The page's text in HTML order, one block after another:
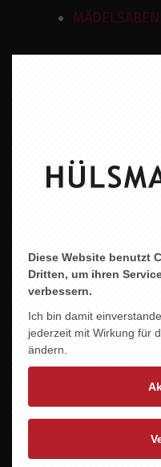
Geschmacksrichtung
Deutschland
Region
Jahrgang
2018
Diese Website benutzt
Dritten, um ihren
verbessern.
Ich bin damit
jederzeit mit Wirkung für
ändern.